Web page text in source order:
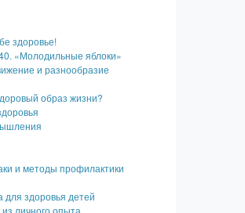
здоровье!
«Молодильные яблоки»
и разнообразие
образ жизни?
и методы профилактики
для здоровья детей
личного опыта